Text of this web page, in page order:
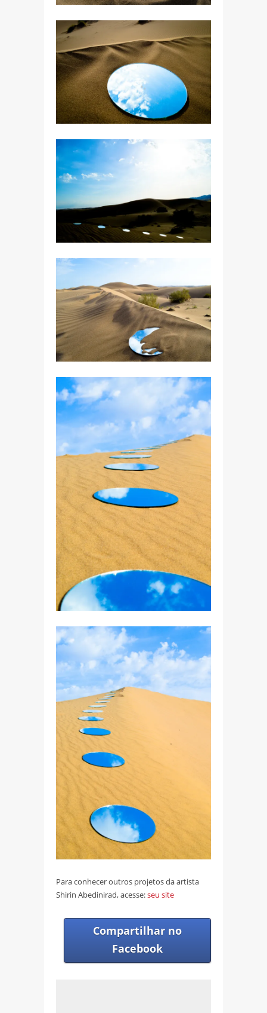
Para conhecer outros projetos da artista
Shirin Abedinirad, acesse:seu site
Compartilhar no
Facebook